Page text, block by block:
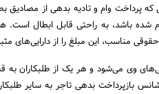
وام و تادیه بدهی از مصادیق
شده باشد، به راحتی قابل ابطال است.
مناسب، این مبلغ را از دارایی‌های
وی می‌شود و هر یک از طلبکاران
بازپرداخت بدهی تاجر به سایر